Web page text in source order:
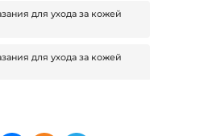
для ухода за кожей
для ухода за кожей
для ухода за кожей